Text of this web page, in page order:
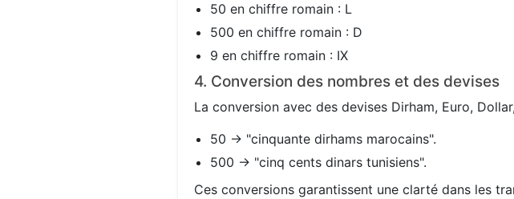
50 en chiffre romain : L
500 en chiffre romain : D
9 en chiffre romain : IX
4. Conversion des nombres et des devises
La conversion avec des devises Dirham, Euro,
50 → "cinquante dirhams marocains".
500 → "cinq cents dinars tunisiens".
Ces conversions garantissent une clarté dans les